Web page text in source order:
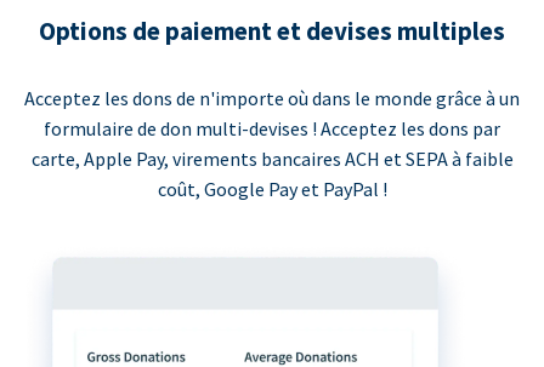
Options de paiement et devises multiples
Acceptez les dons de n'importe où dans le monde grâce à un
formulaire de don multi-devises ! Acceptez les dons par
carte, Apple Pay, virements bancaires ACH et SEPA à faible
coût, Google Pay et PayPal !